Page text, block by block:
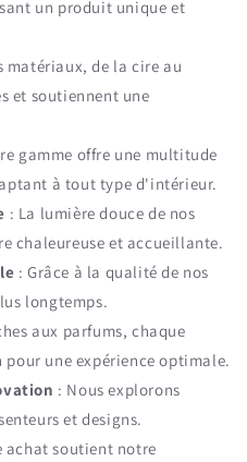
un produit unique et
matériaux, de la cire au
et soutiennent une
gamme offre une multitude
à tout type d'intérieur.
: La lumière douce de nos
chaleureuse et accueillante.
: Grâce à la qualité de nos
longtemps.
aux parfums, chaque
une expérience optimale.
: Nous explorons
et designs.
achat soutient notre